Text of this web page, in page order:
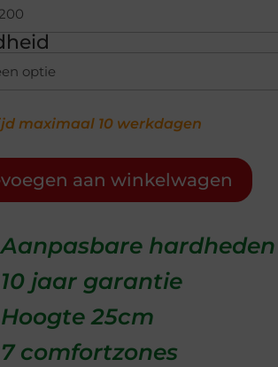
maximaal 10 werkdagen
aan winkelwagen
Aanpasbare hardheden
10 jaar garantie
Hoogte 25cm
7 comfortzones